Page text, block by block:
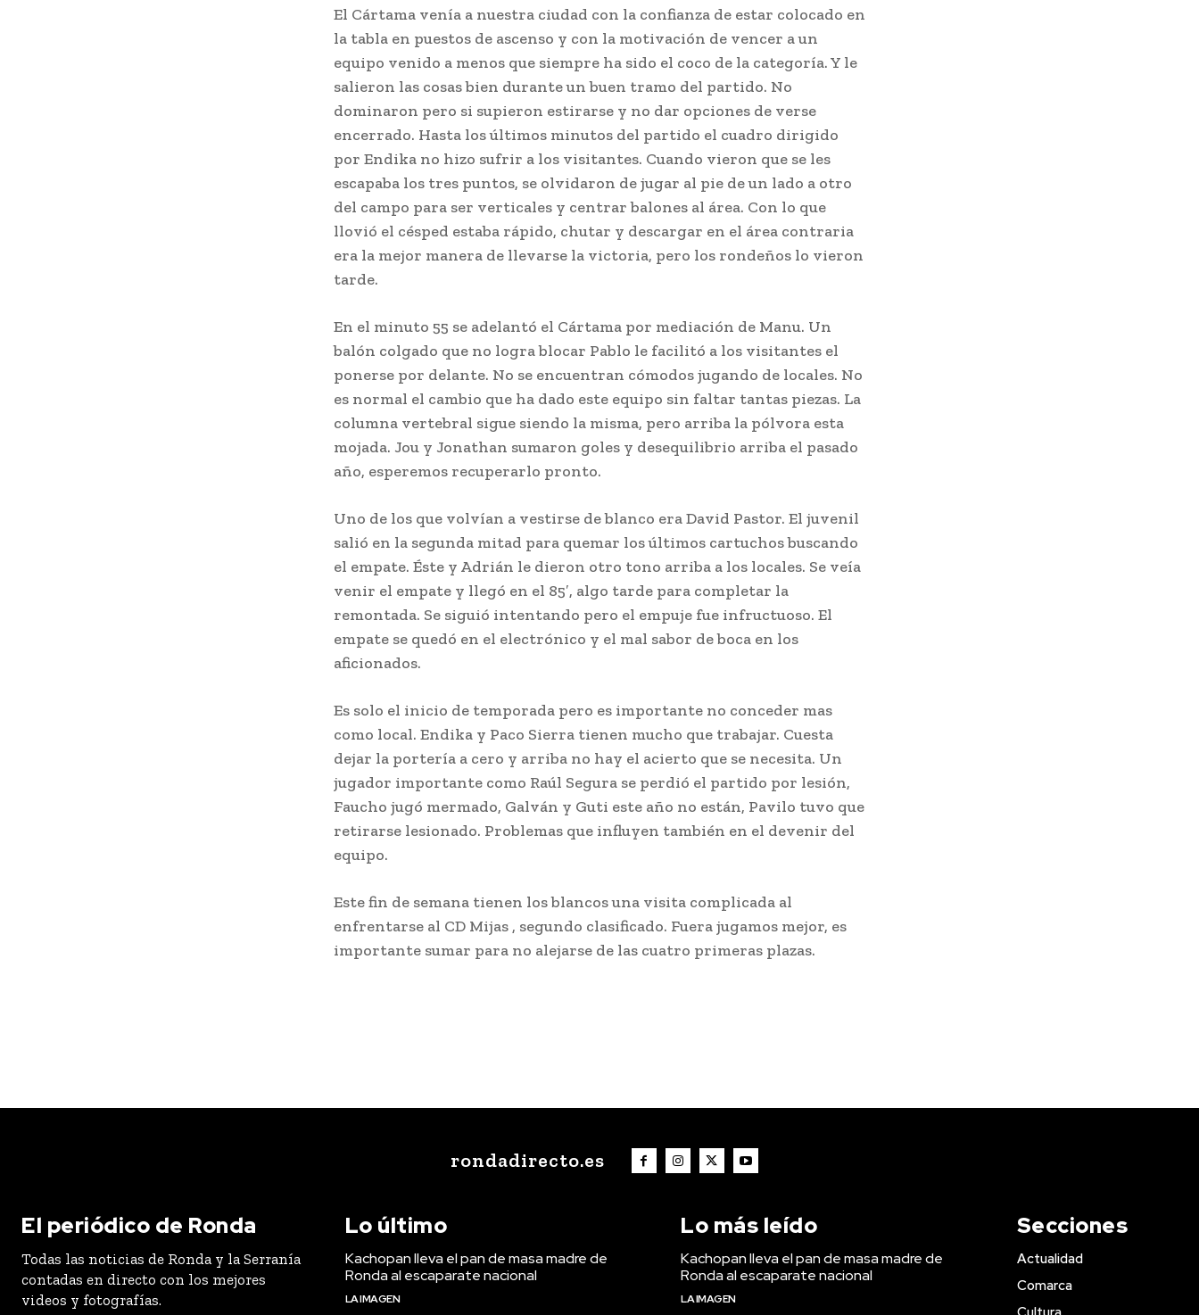
El Cártama venía a nuestra ciudad con la confianza de estar colocado en
la tabla en puestos de ascenso y con la motivación de vencer a un
equipo venido a menos que siempre ha sido el coco de la categoría. Y le
salieron las cosas bien durante un buen tramo del partido. No
dominaron pero si supieron estirarse y no dar opciones de verse
encerrado. Hasta los últimos minutos del partido el cuadro dirigido
por Endika no hizo sufrir a los visitantes. Cuando vieron que se les
escapaba los tres puntos, se olvidaron de jugar al pie de un lado a otro
del campo para ser verticales y centrar balones al área. Con lo que
llovió el césped estaba rápido, chutar y descargar en el área contraria
era la mejor manera de llevarse la victoria, pero los rondeños lo vieron
tarde.
En el minuto 55 se adelantó el Cártama por mediación de Manu. Un
balón colgado que no logra blocar Pablo le facilitó a los visitantes el
ponerse por delante. No se encuentran cómodos jugando de locales. No
es normal el cambio que ha dado este equipo sin faltar tantas piezas. La
columna vertebral sigue siendo la misma, pero arriba la pólvora esta
mojada. Jou y Jonathan sumaron goles y desequilibrio arriba el pasado
año, esperemos recuperarlo pronto.
Uno de los que volvían a vestirse de blanco era David Pastor. El juvenil
salió en la segunda mitad para quemar los últimos cartuchos buscando
el empate. Éste y Adrián le dieron otro tono arriba a los locales. Se veía
venir el empate y llegó en el 85′, algo tarde para completar la
remontada. Se siguió intentando pero el empuje fue infructuoso. El
empate se quedó en el electrónico y el mal sabor de boca en los
aficionados.
Es solo el inicio de temporada pero es importante no conceder mas
como local. Endika y Paco Sierra tienen mucho que trabajar. Cuesta
dejar la portería a cero y arriba no hay el acierto que se necesita. Un
jugador importante como Raúl Segura se perdió el partido por lesión,
Faucho jugó mermado, Galván y Guti este año no están, Pavilo tuvo que
retirarse lesionado. Problemas que influyen también en el devenir del
equipo.
Este fin de semana tienen los blancos una visita complicada al
enfrentarse al CD Mijas , segundo clasificado. Fuera jugamos mejor, es
importante sumar para no alejarse de las cuatro primeras plazas.
rondadirecto.es
El periódico de Ronda
Todas las noticias de Ronda y la Serranía
contadas en directo con los mejores
videos y fotografías.
Lo último
Kachopan lleva el pan de masa madre de
Ronda al escaparate nacional
LA IMAGEN
Lo más leído
Kachopan lleva el pan de masa madre de
Ronda al escaparate nacional
LA IMAGEN
Secciones
Actualidad
Comarca